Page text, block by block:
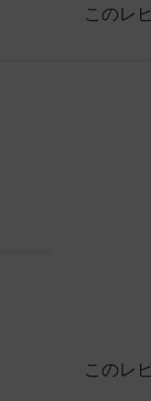
このレ
このレ